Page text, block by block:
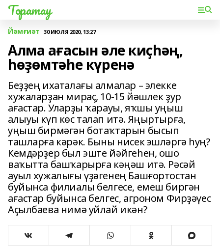
Торатау
Йәмғиәт 30 ИЮЛЯ 2020, 13:27
Алма ағасын әле киҫһәң,
һөҙөмтәһе күренә
Беҙҙең ихаталағы алмалар – элекке
хужаларҙан мираҫ, 10-15 йәшлек ҙур
ағастар. Уларҙы ҡарауы, яҡшы уңыш
алыуы күп көс талап итә. Яңыртырға,
уңыш бирмәгән ботаҡтарын бысып
ташларға кәрәк. Быны нисек эшләргә һуң?
Кемдәрҙер был эште йәйгеһен, ошо
ваҡытта башҡарырға кәңәш итә. Рәсәй
ауыл хужалығы үҙәгенең Башғортостан
буйынса филиалы белгесе, емеш биргән
ағастар буйынса белгес, агроном Фирҙәүес
Аҫылбаева нимә уйлай икән?